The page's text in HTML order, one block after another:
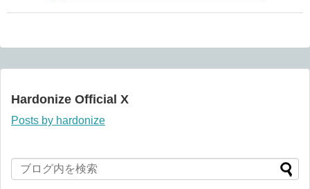
Hardonize Official X
Posts by hardonize